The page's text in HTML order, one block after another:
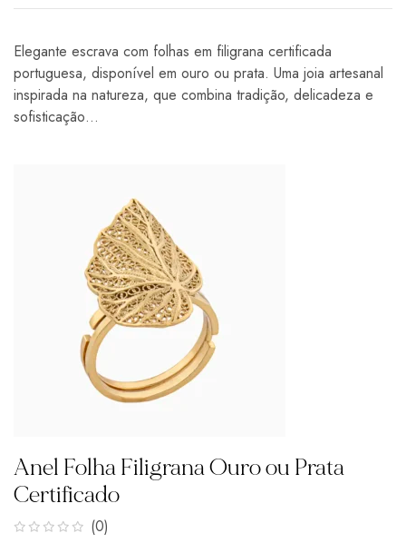
Elegante escrava com folhas em filigrana certificada
portuguesa, disponível em ouro ou prata. Uma joia artesanal
inspirada na natureza, que combina tradição, delicadeza e
sofisticação…
Anel Folha Filigrana Ouro ou Prata
Certificado
(0)